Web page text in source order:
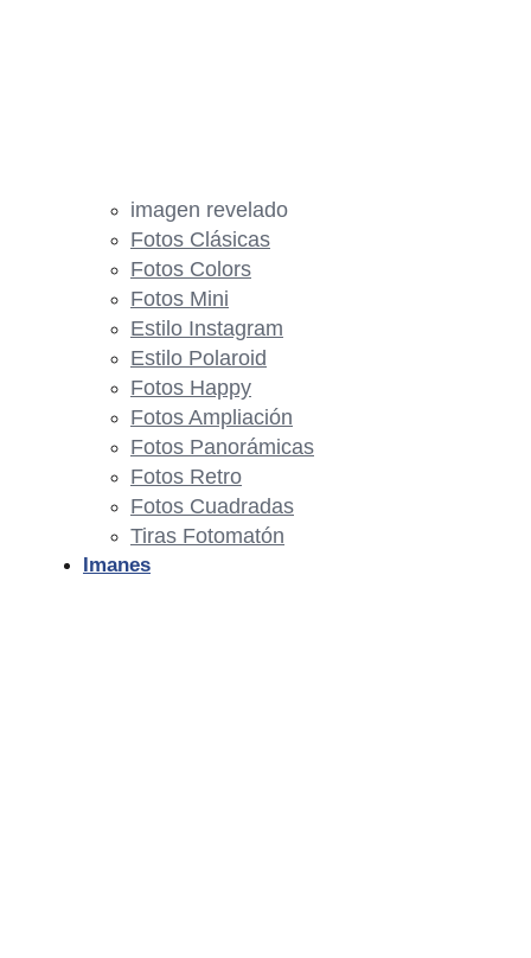
imagen revelado
Fotos Clásicas
Fotos Colors
Fotos Mini
Estilo Instagram
Estilo Polaroid
Fotos Happy
Fotos Ampliación
Fotos Panorámicas
Fotos Retro
Fotos Cuadradas
Tiras Fotomatón
Imanes